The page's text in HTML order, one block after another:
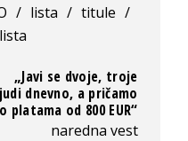
/ lista / titule /
„Javi se dvoje, troje
dnevno, a pričamo
o platama od 800 EUR“
naredna vest